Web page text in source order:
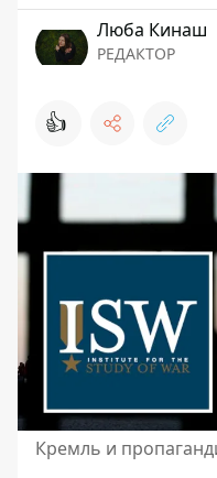
Люба Кинаш
РЕДАКТОР
👍
Кремль и